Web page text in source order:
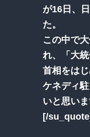
が16日、
た。
この中で
れ、「大
首相をは
ケネディ
いと思い
[/